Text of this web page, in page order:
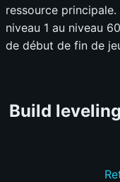
ressource
niveau 1 au niveau
de début de fin de
Build